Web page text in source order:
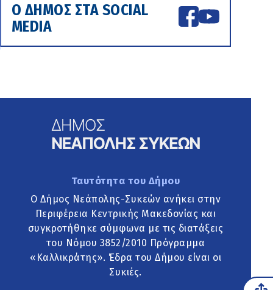
Ο ΔΗΜΟΣ ΣΤΑ SOCIAL
MEDIA
Ταυτότητα του Δήμου
Ο Δήμος Νεάπολης-Συκεών ανήκει στην
Περιφέρεια Κεντρικής Μακεδονίας και
συγκροτήθηκε σύμφωνα με τις διατάξεις
του Νόμου 3852/2010 Πρόγραμμα
«Καλλικράτης». Έδρα του Δήμου είναι οι
Συκιές.